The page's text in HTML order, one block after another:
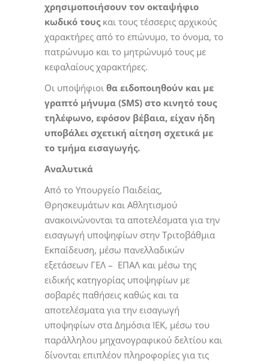
χρησιμοποιήσουν τον οκταψήφιο
κωδικό τους και τους τέσσερις αρχικούς
χαρακτήρες από το επώνυμο, το όνομα, το
πατρώνυμο και το μητρώνυμό τους με
κεφαλαίους χαρακτήρες.
Οι υποψήφιοι θα ειδοποιηθούν και με
γραπτό μήνυμα (SMS) στο κινητό τους
τηλέφωνο, εφόσον βέβαια, είχαν ήδη
υποβάλει σχετική αίτηση σχετικά με
το τμήμα εισαγωγής.
Αναλυτικά
Από το Υπουργείο Παιδείας,
Θρησκευμάτων και Αθλητισμού
ανακοινώνονται τα αποτελέσματα για την
εισαγωγή υποψηφίων στην Τριτοβάθμια
Εκπαίδευση, μέσω πανελλαδικών
εξετάσεων ΓΕΛ – ΕΠΑΛ και μέσω της
ειδικής κατηγορίας υποψηφίων με
σοβαρές παθήσεις καθώς και τα
αποτελέσματα για την εισαγωγή
υποψηφίων στα Δημόσια ΙΕΚ, μέσω του
παράλληλου μηχανογραφικού δελτίου και
δίνονται επιπλέον πληροφορίες για τις